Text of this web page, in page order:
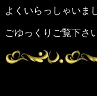
よくいらっしゃいま
ごゆっくりご覧下さ